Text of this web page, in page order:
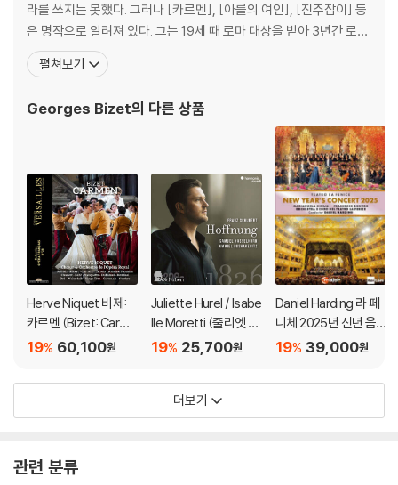
※ 아웃케이스/구성품/포장 상태
1) 제작/배송 과정에서 경미한 아웃케이스 주름, 모서리 눌림 및 갈라짐이
발생할 수 있습니다. 반품을 원하실 경우 미개봉 상태로 문의 부탁드립니
2) 스틸북 케이스 제작 과정에서 기포 혹은 경미한 인쇄 오류가 발생할 수
3) 렌티큘러 스틸북의 경우, 보호필름이 붙어 판매되기도 합니다. 보호필
름 손상에 의한 교환/반품은 불가합니다.
4) 본품 보호를 위해 노란색의 카톤 박스로 재포장한 경우, 카톤박스 손상
에 의한 교환/반품은 불가합니다.
5) 아웃케이스/구성품/포장 상태 불량에 의한 교환/반품 신청시 불량 확
인을 위해 개봉 시의 동영상을 요청할 수 있으며, 동영상이 없는 경우 교
환/반품이 제한될 수 있습니다.
※ 디스크 재생 불량
1) 기기 문제로 인해 발생하는 재생 불량 현상에 대해서는 반품/교환이 불
것을 권유해 드립니다.
2) 정전기와 먼지로 인해 재생이 원활하지 않은 경우가 있습니다. 디스크
3) 일부 PC 연결형 ODD의 경우 호환 상의 문제로 정상적인 디스크도 재
라를 쓰지는 못했다. 그러나 [카르멘], [아를의 여인], [진주잡이] 등
은 명작으로 알려져 있다. 그는 19세 때 로마 대상을 받아 3년간 로마
에 가서 유학할 수 있는 혜택을 얻었으며 귀국 후 피아노 개인 교수와
편곡등을 하면서 생계를 유지했는데 1863년 오페라 [진주잡이]를
여인] 등의 무대음악 27곡을
펼쳐보기
Georges Bizet의 다른 상품
Herve Niquet 비제:
카르멘 (Bizet: Carme
n) [3CD + DVD]
60,100원
19%
Juliette Hurel / Isabe
lle Moretti (줄리엣 위
렐 / 이사벨 모레티) -
25,700원
19%
Daniel Harding 라 페
니체 2025년 신년 음
악회 (TEATRO LA FE
ncert 2025)
39,000원
19%
더보기
관련 분류